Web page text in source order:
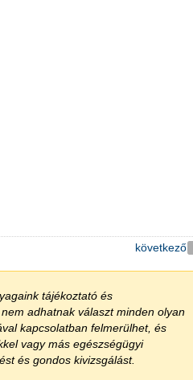
következő
tájékoztató és
adhatnak választ minden olyan
kapcsolatban felmerülhet, és
vagy más egészségügyi
és gondos kivizsgálást.